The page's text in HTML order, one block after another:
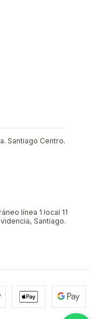
Santiago Centro.
línea 1 local 11
Santiago.